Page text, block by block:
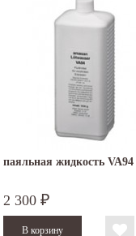
паяльная жидкость VA94
2 300 ₽